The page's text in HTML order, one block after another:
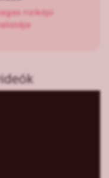
rizikójú